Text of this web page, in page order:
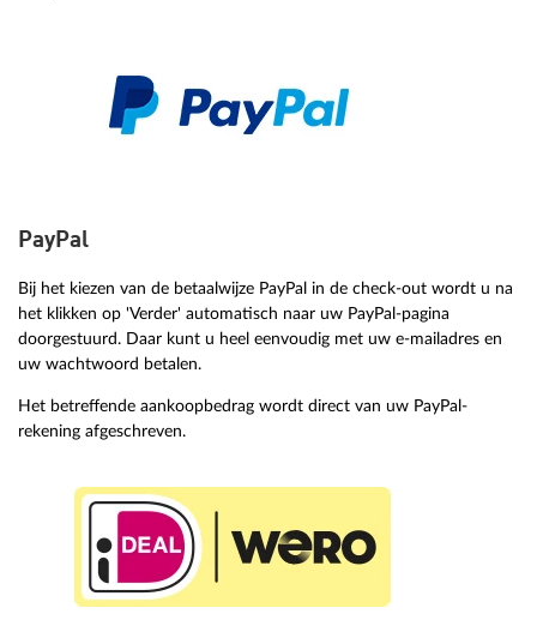
PayPal
Bij het kiezen van de betaalwijze PayPal in de check-out wordt u na
het klikken op 'Verder' automatisch naar uw PayPal-pagina
doorgestuurd. Daar kunt u heel eenvoudig met uw e-mailadres en
uw wachtwoord betalen.
Het betreffende aankoopbedrag wordt direct van uw PayPal-
rekening afgeschreven.